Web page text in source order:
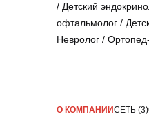
/ Детский
офтальмолог /
Невролог /
О КОМПАНИИСЕТЬ (3)